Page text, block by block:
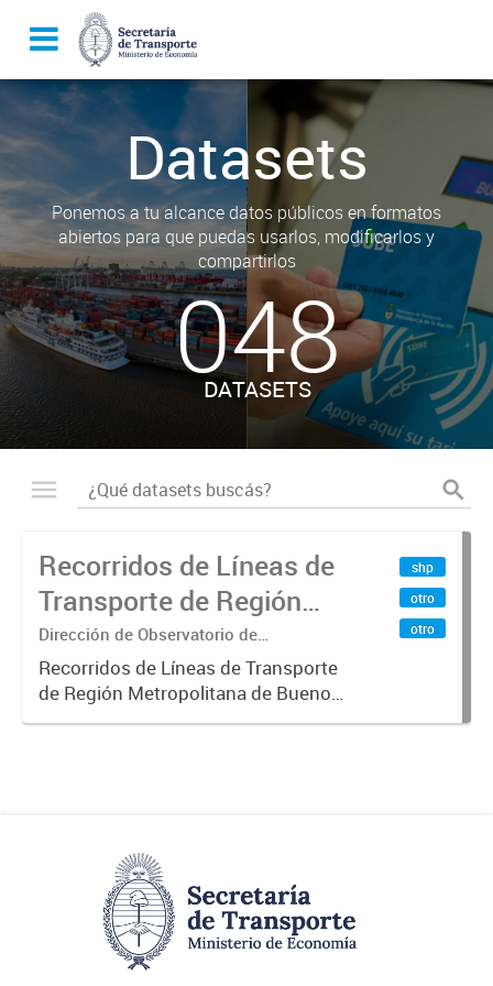
Datasets
Ponemos a tu alcance datos públicos en formatos
abiertos para que puedas usarlos, modificarlos y
compartirlos
048
DATASETS
Recorridos de Líneas de
Transporte de Región
Metropolitana de
Buenos Aires (RMBA)
Dirección de Observatorio de
Transporte, Estudio y Sistemas
Recorridos de Líneas de Transporte
de Región Metropolitana de Buenos
Aires (RMBA).-
shp
otro
otro